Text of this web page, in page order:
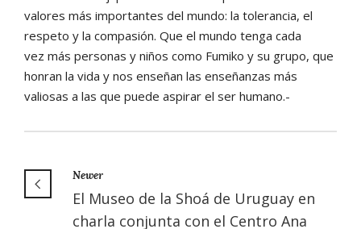
valores más importantes del mundo: la tolerancia, el
respeto y la compasión. Que el mundo tenga cada
vez más personas y niños como Fumiko y su grupo, que
honran la vida y nos enseñan las enseñanzas más
valiosas a las que puede aspirar el ser humano.-
Newer
El Museo de la Shoá de Uruguay en
charla conjunta con el Centro Ana